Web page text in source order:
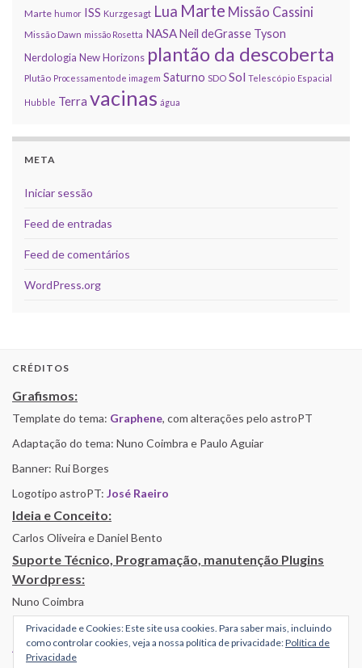
Marte humor ISS Kurzgesagt Lua Marte Missão Cassini
Missão Dawn missão Rosetta NASANeil deGrasse Tyson
Nerdologia New Horizons plantão da descoberta
Plutão Processamento de imagem Saturno SDO Sol Telescópio Espacial
Hubble Terra vacinas água
META
Iniciar sessão
Feed de entradas
Feed de comentários
WordPress.org
CRÉDITOS
Grafismos:
Template do tema: Graphene, com alterações pelo astroPT
Adaptação do tema: Nuno Coimbra e Paulo Aguiar
Banner: Rui Borges
Logotipo astroPT: José Raeiro
Ideia e Conceito:
Carlos Oliveira e Daniel Bento
Suporte Técnico, Programação, manutenção Plugins
Wordpress:
Nuno Coimbra
Alojamento por Simbiose
Privacidade e Cookies: Este site usa cookies. Para saber mais, incluindo
como controlar cookies, veja a nossa política de privacidade:Política de
Privacidade